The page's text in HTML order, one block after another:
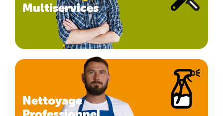
Multiservices
Nettoyage